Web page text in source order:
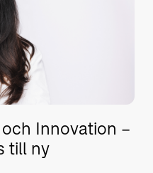
Innovation –
till ny